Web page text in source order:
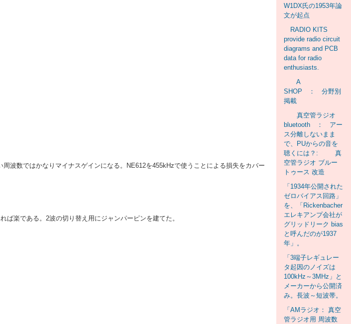
波数ではかなりマイナスゲインになる。NE612を455kHzで使うことによる損失をカバー
楽である。2波の切り替え用にジャンパーピンを建てた。
W1DX氏の1953年論
文が起点
RADIO KITS
provide radio circuit
diagrams and PCB
data for radio
enthusiasts.
A
SHOP ： 分野別
掲載
真空管ラジオ
bluetooth ： アー
ス分離しないまま
で、PUからの音を
聴くには？: 真
空管ラジオ ブルー
トゥース 改造
「1934年公開された
ゼロバイアス回路」
を、「Rickenbacher
エレキアンプ会社が
グリッドリーク bias
と呼んだのが1937
年」。
「3端子レギュレー
タ起因のノイズは
100kHz～3MHz」と
メーカーから公開済
み。長波～短波帯。
「AMラジオ： 真空
管ラジオ用 周波数